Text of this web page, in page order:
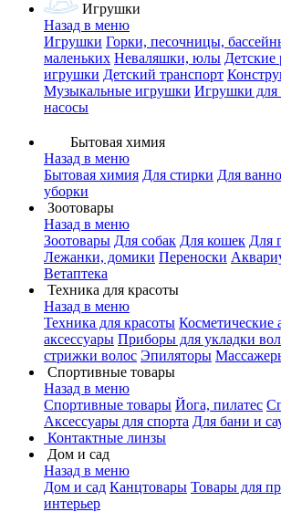
Игрушки
Назад в меню
Игрушки Горки, песочницы,
маленьких Неваляшки, юлы
игрушки Детский транспорт
Музыкальные игрушки Игрушки для
насосы
Бытовая химия
Назад в меню
Бытовая химия Для стирки Для
уборки
Зоотовары
Назад в меню
Зоотовары Для собак Для кошек Для
Лежанки, домики Переноски
Ветаптека
Техника для красоты
Назад в меню
Техника для красоты Косметические
аксессуары Приборы для укладки
стрижки волос Эпиляторы
Спортивные товары
Назад в меню
Спортивные товары Йога, пилатес
Аксессуары для спорта Для бани и
Контактные линзы
Дом и сад
Назад в меню
Дом и сад Канцтовары Товары для
интерьер